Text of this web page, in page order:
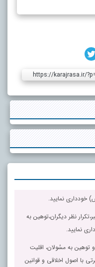
https://karajrasa.ir/
خودداری نمایید.
نظر دیگران،توهین به
نمایید.
توهین به مسٔولان، اقلیت
با اصول اخلاقی و قوانین